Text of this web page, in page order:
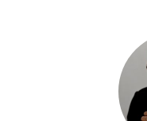
Сотрудники